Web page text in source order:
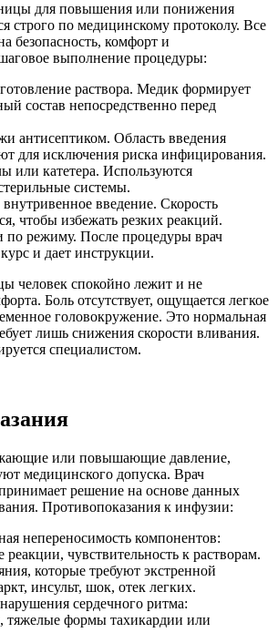
для повышения или понижения
строго по медицинскому протоколу. Все
безопасность, комфорт и
выполнение процедуры:
раствора. Медик формирует
состав непосредственно перед
антисептиком. Область введения
для исключения риска инфицирования.
или катетера. Используются
системы.
введение. Скорость
чтобы избежать резких реакций.
по режиму. После процедуры врач
и дает инструкции.
человек спокойно лежит и не
Боль отсутствует, ощущается легкое
головокружение. Это нормальная
лишь снижения скорости вливания.
специалистом.
или повышающие давление,
медицинского допуска. Врач
решение на основе данных
Противопоказания к инфузии:
непереносимость компонентов:
реакции, чувствительность к растворам.
которые требуют экстренной
инсульт, шок, отек легких.
сердечного ритма:
тяжелые формы тахикардии или